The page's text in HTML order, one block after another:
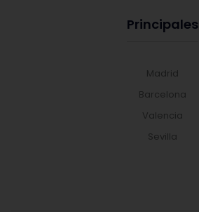
Principales
Madrid
Barcelona
Valencia
Sevilla